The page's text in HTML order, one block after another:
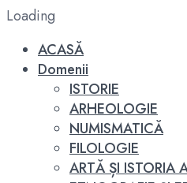
Loading
ACASĂ
Domenii
ISTORIE
ARHEOLOGIE
NUMISMATICĂ
FILOLOGIE
ARTĂ ȘI ISTORIA